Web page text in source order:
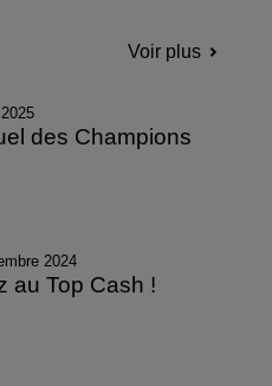
Voir plus
des Champions
2024
au Top Cash !